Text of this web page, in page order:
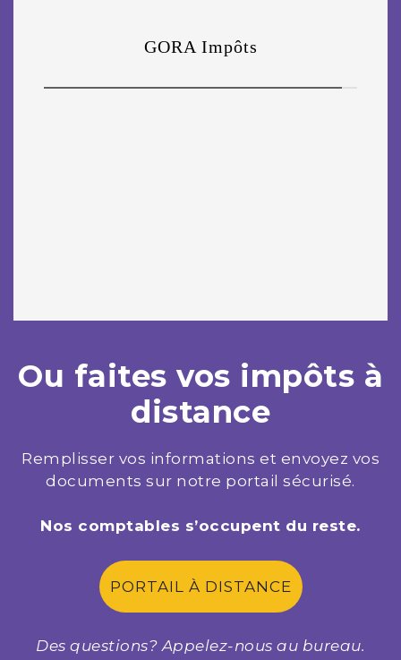
Ou faites vos impôts à
distance
Remplisser vos informations et envoyez vos
documents sur notre portail sécurisé.
Nos comptables s’occupent du reste.
PORTAIL À DISTANCE
Des questions? Appelez-nous au bureau.